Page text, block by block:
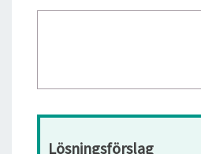
Lösningsförslag